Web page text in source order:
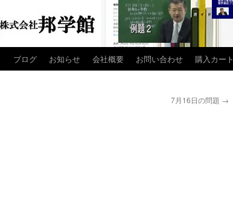
ブログ お知らせ 会社概要 お問い合わせ 購入カート
7月16日の問題 →